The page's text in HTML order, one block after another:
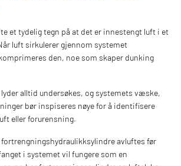
et tydelig tegn på at det er innestengt luft i et
luft sirkulerer gjennom systemet
den, noe som skaper dunking
alltid undersøkes, og systemets væske,
bør inspiseres nøye for å identifisere
eller forurensning.
avluftes før
i systemet vil fungere som en